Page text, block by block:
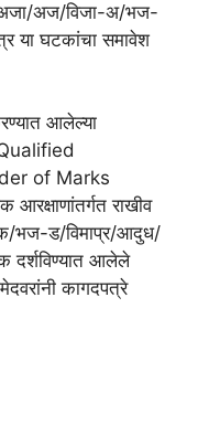
अजा/अज/विजा-अ/भज-
या घटकांचा समावेश
आलेल्या
of Marks
राखीव
भज-ड/विमाप्र/आदुध/
दर्शविण्यात आलेले
कागदपत्रे